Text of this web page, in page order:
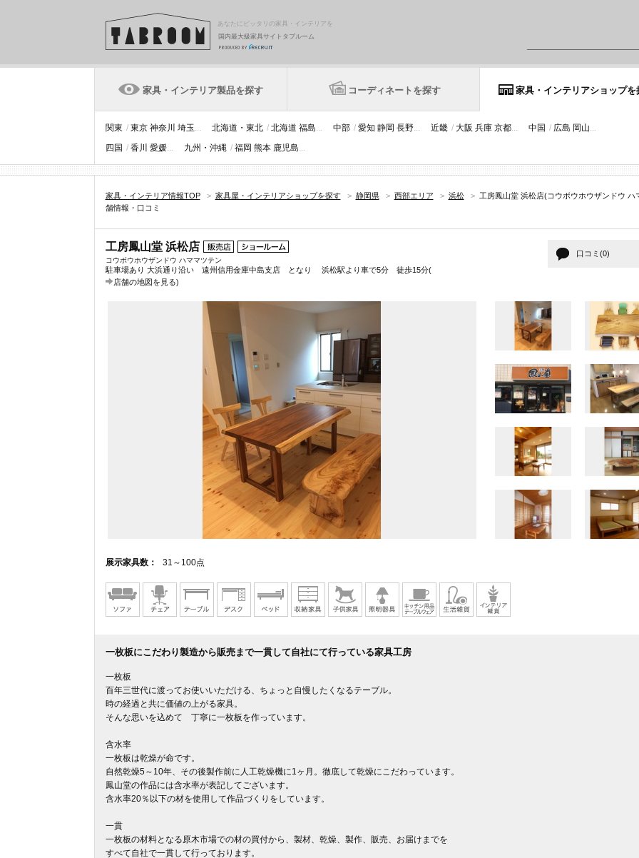
あなたにピッタリの家具・インテリアを
国内最大級家具サイトタブルーム
家具・インテリア製品を探す コーディネートを探す 家具・インテリアショップを
関東 / 東京 神奈川 埼玉... 北海道・東北 / 北海道 福島... 中部 / 愛知 静岡 長野... 近畿 / 大阪 兵庫 京都... 中国 / 広島 岡山...
四国 / 香川 愛媛... 九州・沖縄 / 福岡 熊本 鹿児島...
家具・インテリア情報TOP > 家具屋・インテリアショップを探す > 静岡県 > 西部エリア > 浜松 >
工房鳳山堂 浜松店(コウボウホウザンドウ
舗情報・口コミ
工房鳳山堂 浜松店
コウボウホウザンドウ ハママツテン
駐車場あり 大浜通り沿い 遠州信用金庫中島支店 となり 浜松駅より車で5分 徒歩15分(
店舗の地図を見る)
口コミ(0)
展示家具数： 31～100点
一枚板にこだわり製造から販売まで一貫して自社にて行っている家具工房
一枚板
百年三世代に渡ってお使いいただける、ちょっと自慢したくなるテーブル。
時の経過と共に価値の上がる家具。
そんな思いを込めて 丁寧に一枚板を作っています。
含水率
一枚板は乾燥が命です。
自然乾燥5～10年、その後製作前に人工乾燥機に1ヶ月。徹底して乾燥にこだわっています。
鳳山堂の作品には含水率が表記してございます。
含水率20％以下の材を使用して作品づくりをしています。
一貫
一枚板の材料となる原木市場での材の買付から、製材、乾燥、製作、販売、お届けまでを
すべて自社で一貫して行っております。